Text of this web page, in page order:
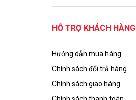
HỖ TRỢ KHÁCH HÀNG
Hướng dẫn mua hàng
Chính sách đổi trả hàng
Chính sách giao hàng